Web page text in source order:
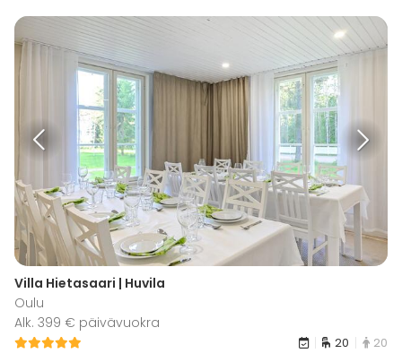
Villa Hietasaari | Huvila
Oulu
Alk. 399 € päivävuokra
20 20